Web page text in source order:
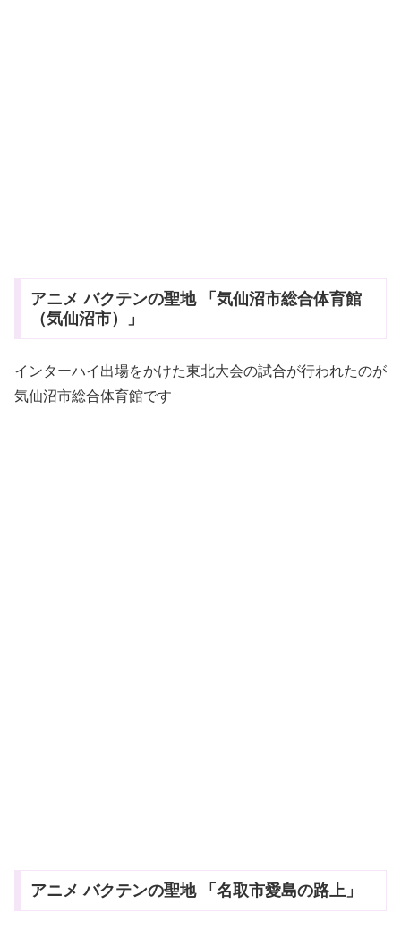
アニメ バクテンの聖地 「気仙沼市総合体育館
（気仙沼市）」
インターハイ出場をかけた東北大会の試合が行われたのが
気仙沼市総合体育館です
アニメ バクテンの聖地 「名取市愛島の路上」